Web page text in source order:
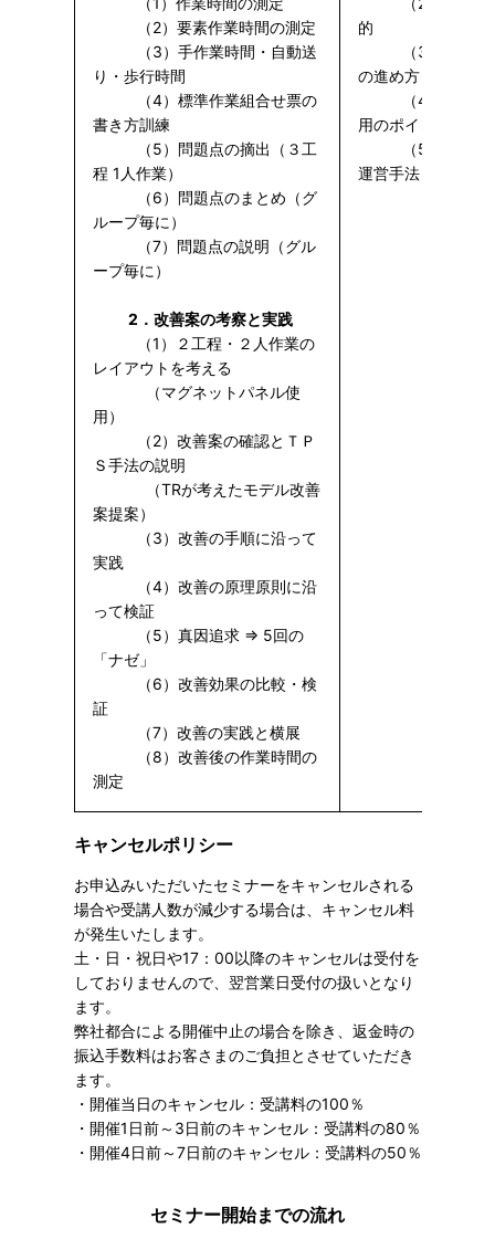
（2）要素作業時間の測定
（3）手作業時間・自動送
り・歩行時間
（4）標準作業組合せ票の
書き方訓練
（5）問題点の摘出（３工
程 1人作業）
（6）問題点のまとめ（グ
ループ毎に）
（7）問題点の説明（グル
ープ毎に）
2．改善案の考察と実践
（1）２工程・２人作業の
レイアウトを考える
（マグネットパネル使
用）
（2）改善案の確認とＴＰ
Ｓ手法の説明
（TRが考えたモデル改善
案提案）
（3）改善の手順に沿って
実践
（4）改善の原理原則に沿
って検証
（5）真因追求 ⇒ 5回の
「ナゼ」
（6）改善効果の比較・検
証
（7）改善の実践と横展
（8）改善後の作業時間の
測定
的
（3）山積表を
の進め方
（4）省人によ
用のポイント
（5）職場力を
運営手法
キャンセルポリシー
お申込みいただいたセミナーをキャンセルされる
場合や受講人数が減少する場合は、キャンセル料
が発生いたします。
土・日・祝日や17：00以降のキャンセルは受付を
しておりませんので、翌営業日受付の扱いとなり
ます。
弊社都合による開催中止の場合を除き、返金時の
振込手数料はお客さまのご負担とさせていただき
ます。
・開催当日のキャンセル：受講料の100％
・開催1日前～3日前のキャンセル：受講料の80％
・開催4日前～7日前のキャンセル：受講料の50％
セミナー開始までの流れ